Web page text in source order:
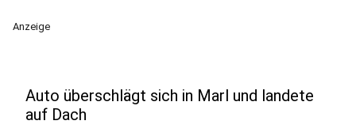
Anzeige
Auto überschlägt sich in Marl und landete
auf Dach